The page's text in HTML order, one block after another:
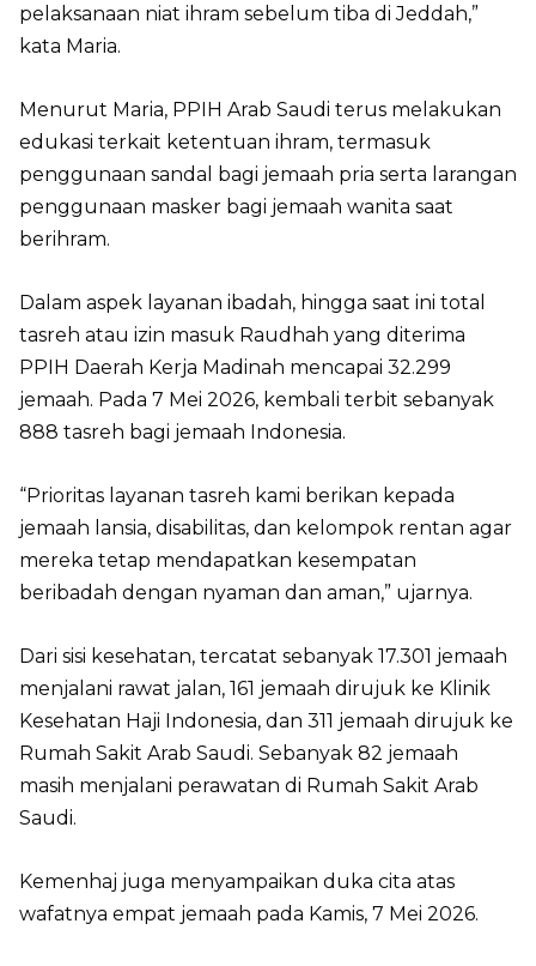
pelaksanaan niat ihram sebelum tiba di Jeddah,”
kata Maria.
Menurut Maria, PPIH Arab Saudi terus melakukan
edukasi terkait ketentuan ihram, termasuk
penggunaan sandal bagi jemaah pria serta larangan
penggunaan masker bagi jemaah wanita saat
berihram.
Dalam aspek layanan ibadah, hingga saat ini total
tasreh atau izin masuk Raudhah yang diterima
PPIH Daerah Kerja Madinah mencapai 32.299
jemaah. Pada 7 Mei 2026, kembali terbit sebanyak
888 tasreh bagi jemaah Indonesia.
“Prioritas layanan tasreh kami berikan kepada
jemaah lansia, disabilitas, dan kelompok rentan agar
mereka tetap mendapatkan kesempatan
beribadah dengan nyaman dan aman,” ujarnya.
Dari sisi kesehatan, tercatat sebanyak 17.301 jemaah
menjalani rawat jalan, 161 jemaah dirujuk ke Klinik
Kesehatan Haji Indonesia, dan 311 jemaah dirujuk ke
Rumah Sakit Arab Saudi. Sebanyak 82 jemaah
masih menjalani perawatan di Rumah Sakit Arab
Saudi.
Kemenhaj juga menyampaikan duka cita atas
wafatnya empat jemaah pada Kamis, 7 Mei 2026.